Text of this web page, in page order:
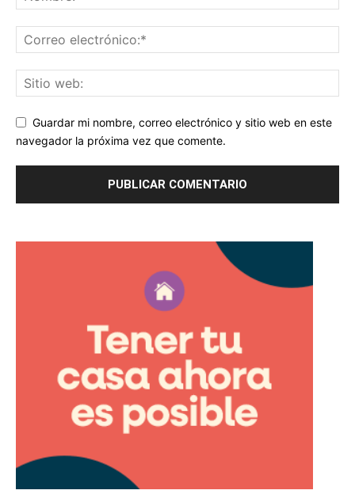
Guardar mi nombre, correo electrónico y sitio web en este
navegador la próxima vez que comente.